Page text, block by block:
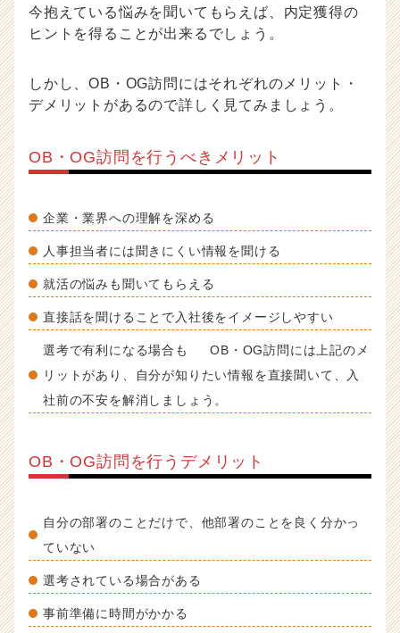
今抱えている悩みを聞いてもらえば、内定獲得の
ヒントを得ることが出来るでしょう。
しかし、OB・OG訪問にはそれぞれのメリット・
デメリットがあるので詳しく見てみましょう。
OB・OG訪問を行うべきメリット
企業・業界への理解を深める
人事担当者には聞きにくい情報を聞ける
就活の悩みも聞いてもらえる
直接話を聞けることで入社後をイメージしやすい
選考で有利になる場合も OB・OG訪問には上記のメ
リットがあり、自分が知りたい情報を直接聞いて、入
社前の不安を解消しましょう。
OB・OG訪問を行うデメリット
自分の部署のことだけで、他部署のことを良く分かっ
ていない
選考されている場合がある
事前準備に時間がかかる